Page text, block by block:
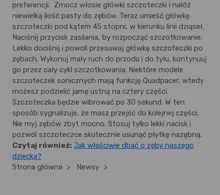
preferencji. Zmocz włosie główki szczoteczki i nałóż
niewielką ilość pasty do zębów. Teraz umieść główkę
szczoteczki pod kątem 45 stopni, w kierunku linii dziąseł.
Naciśnij przycisk zasilania, by rozpocząć szczotkowanie.
Lekko dociśnij i powoli przesuwaj główkę szczoteczki po
zębach. Wykonuj mały ruch do przodu i do tyłu, kontynuuj
go przez cały cykl szczotkowania. Niektóre modele
szczoteczek sonicznych mają funkcję Quadpacer, wtedy
możesz podzielić jamę ustną na cztery części.
Szczoteczka będzie wibrować po 30 sekund. W ten
sposób sygnalizuje, że masz przejść do kolejnej części.
Nie myj zębów zbyt mocno. Stosuj tylko lekki nacisk i
pozwól szczoteczce skutecznie usunąć płytkę nazębną.
Czytaj również: Jak właściwie dbać o zęby naszego
dziecka?
Strona główna
> Newsy >